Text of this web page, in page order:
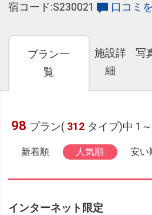
宿コード:S230021
口コミ
プラン一
覧
施設詳
細
写
98 プラン( 312 タイプ)中 1
新着順 人気順 安い
インターネット限定